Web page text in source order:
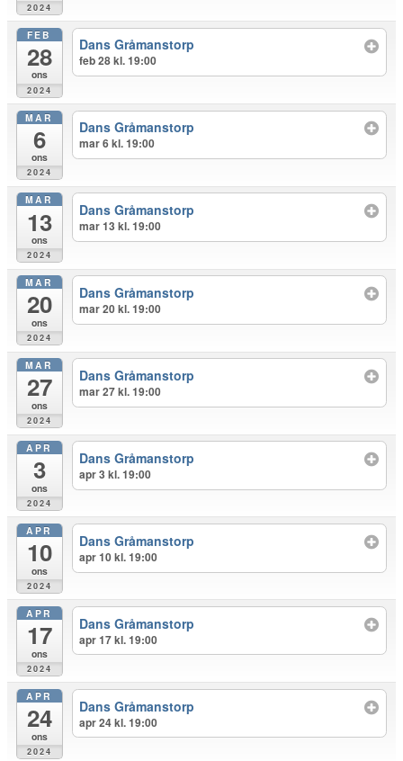
2024
FEB
28
ons
2024
Dans Gråmanstorp
feb 28 kl. 19:00
MAR
6
ons
2024
Dans Gråmanstorp
mar 6 kl. 19:00
MAR
13
ons
2024
Dans Gråmanstorp
mar 13 kl. 19:00
MAR
20
ons
2024
Dans Gråmanstorp
mar 20 kl. 19:00
MAR
27
ons
2024
Dans Gråmanstorp
mar 27 kl. 19:00
APR
3
ons
2024
Dans Gråmanstorp
apr 3 kl. 19:00
APR
10
ons
2024
Dans Gråmanstorp
apr 10 kl. 19:00
APR
17
ons
2024
Dans Gråmanstorp
apr 17 kl. 19:00
APR
24
ons
2024
Dans Gråmanstorp
apr 24 kl. 19:00